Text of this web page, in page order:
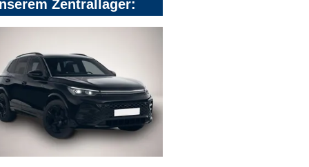
Zentrallager: